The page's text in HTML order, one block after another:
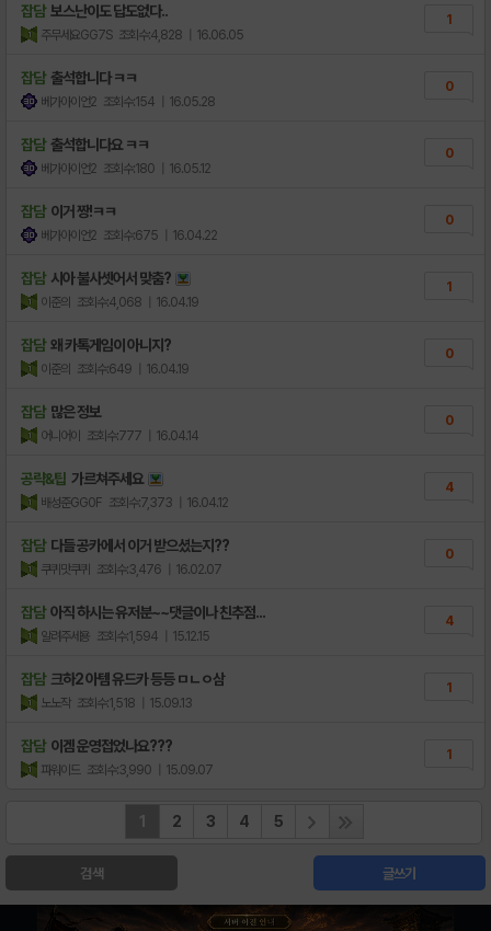
잡담 보스난이도 답도없다..
주무세요GG7S 조회수:4,828 | 16.06.05
1
잡담 출석합니다 ㅋㅋ
베가아이언2 조회수:154 | 16.05.28
0
잡담 출석합니다요 ㅋㅋ
베가아이언2 조회수:180 | 16.05.12
0
잡담 이거 짱!ㅋㅋ
베가아이언2 조회수:675 | 16.04.22
0
잡담 시아 불사셋어서 맞춤?
이준의 조회수:4,068 | 16.04.19
1
잡담 왜 카톡게임이 아니지?
이준의 조회수:649 | 16.04.19
0
잡담 많은 정보
어니어이 조회수:777 | 16.04.14
0
공략&팁 가르쳐주세요
배성준GG0F 조회수:7,373 | 16.04.12
4
잡담 다들 공카에서 이거 받으셨는지??
쿠퀴맛쿠퀴 조회수:3,476 | 16.02.07
0
잡담 아직 하시는 유저분~~댓글이나 친추점...
알려주세용 조회수:1,594 | 15.12.15
4
잡담 크하2 아템 유드카 등등 ㅁㄴㅇ삼
노노작 조회수:1,518 | 15.09.13
1
잡담 이겜 운영접었나요???
파워이드 조회수:3,990 | 15.09.07
1
1 2 3 4 5
검색 글쓰기